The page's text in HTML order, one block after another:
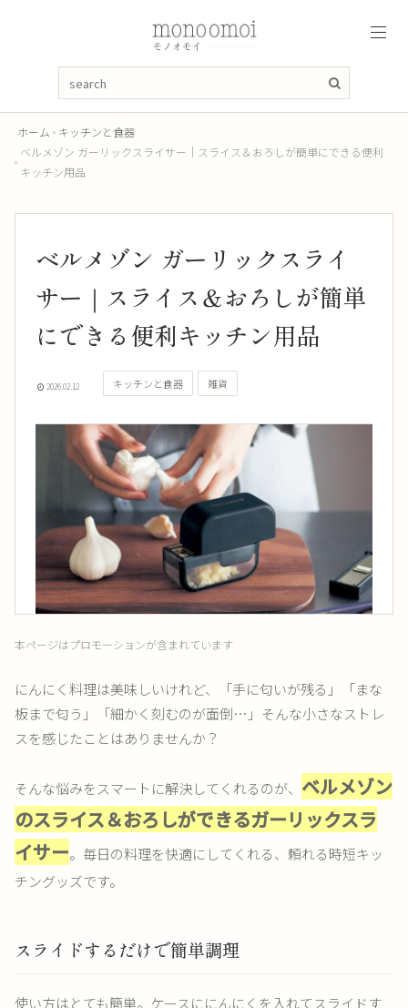
ホーム
キッチンと食器
ベルメゾン ガーリックスライサー｜スライス＆おろしが簡単にできる便利
キッチン用品
ベルメゾン ガーリックスライ
サー｜スライス＆おろしが簡単
にできる便利キッチン用品
2026.02.12 キッチンと食器 雑貨
本ページはプロモーションが含まれています
にんにく料理は美味しいけれど、「手に匂いが残る」「まな
板まで匂う」「細かく刻むのが面倒…」そんな小さなストレ
スを感じたことはありませんか？
そんな悩みをスマートに解決してくれるのが、 ベルメゾン
のスライス＆おろしができるガーリックスラ
イサー。毎日の料理を快適にしてくれる、頼れる時短キッ
チングッズです。
スライドするだけで簡単調理
使い方はとても簡単。ケースににんにくを入れてスライドす